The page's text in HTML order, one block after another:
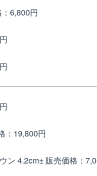
6,800円
：19,800円
ン 4.2cm± 販売価格：